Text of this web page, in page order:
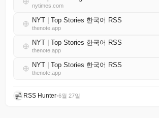
nytimes.com
NYT | Top Stories 한국어 RSS
thenote.app
NYT | Top Stories 한국어 RSS
thenote.app
NYT | Top Stories 한국어 RSS
thenote.app
RSS Hunter•6월 27일